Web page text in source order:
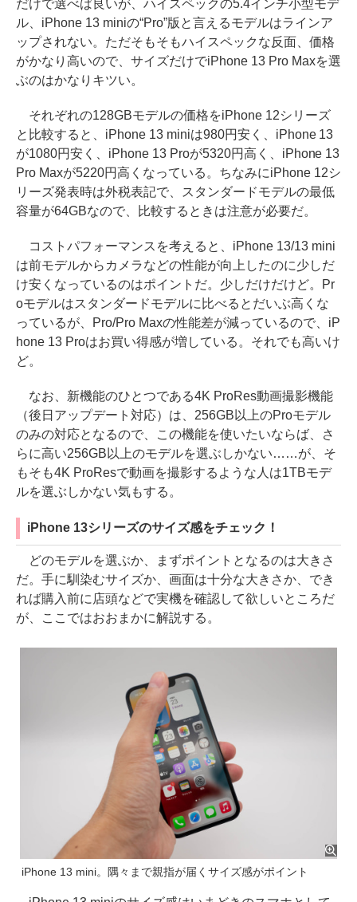
だけで選べば良いが、ハイスペックの5.4インチ小型モデ
ル、iPhone 13 miniの“Pro”版と言えるモデルはラインア
ップされない。ただそもそもハイスペックな反面、価格
がかなり高いので、サイズだけでiPhone 13 Pro Maxを選
ぶのはかなりキツい。
それぞれの128GBモデルの価格をiPhone 12シリーズ
と比較すると、iPhone 13 miniは980円安く、iPhone 13
が1080円安く、iPhone 13 Proが5320円高く、iPhone 13
Pro Maxが5220円高くなっている。ちなみにiPhone 12シ
リーズ発表時は外税表記で、スタンダードモデルの最低
容量が64GBなので、比較するときは注意が必要だ。
コストパフォーマンスを考えると、iPhone 13/13 mini
は前モデルからカメラなどの性能が向上したのに少しだ
け安くなっているのはポイントだ。少しだけだけど。Pr
oモデルはスタンダードモデルに比べるとだいぶ高くな
っているが、Pro/Pro Maxの性能差が減っているので、iP
hone 13 Proはお買い得感が増している。それでも高いけ
ど。
なお、新機能のひとつである4K ProRes動画撮影機能
（後日アップデート対応）は、256GB以上のProモデル
のみの対応となるので、この機能を使いたいならば、さ
らに高い256GB以上のモデルを選ぶしかない……が、そ
もそも4K ProResで動画を撮影するような人は1TBモデ
ルを選ぶしかない気もする。
iPhone 13シリーズのサイズ感をチェック！
どのモデルを選ぶか、まずポイントとなるのは大きさ
だ。手に馴染むサイズか、画面は十分な大きさか、でき
れば購入前に店頭などで実機を確認して欲しいところだ
が、ここではおおまかに解説する。
iPhone 13 mini。隅々まで親指が届くサイズ感がポイント